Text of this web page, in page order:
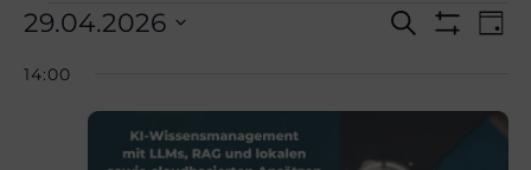
V
e
Suche
V
r
Tag
29.04.2026
14:00